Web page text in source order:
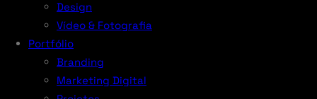
Design
Vídeo & Fotografia
Portfólio
Branding
Marketing Digital